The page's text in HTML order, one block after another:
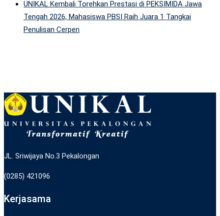
UNIKAL Kembali Torehkan Prestasi di PEKSIMIDA Jawa
Tengah 2026, Mahasiswa PBSI Raih Juara 1 Tangkai
Penulisan Cerpen
JL. Sriwijaya No.3 Pekalongan
(0285) 421096
Kerjasama